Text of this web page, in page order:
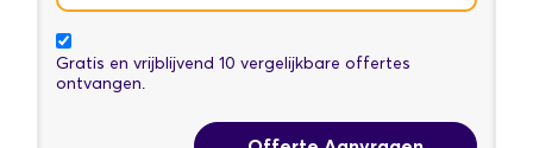
Gratis en vrijblijvend 10 vergelijkbare offertes
ontvangen.